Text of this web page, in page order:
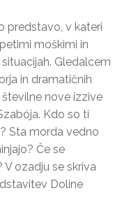
predstavo, v kateri
moškimi in
Gledalcem
in dramatičnih
nove izzive
Kdo so ti
Sta morda vedno
Če se
V ozadju se skriva
Doline